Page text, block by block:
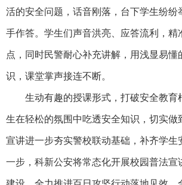
活的安全问题，话音刚落，台下学生纷纷
手作答。学生们声音洪亮、应答流利，精
点，同时民警耐心补充讲解，用浅显易懂
识，课堂掌声接连不断。
生动有趣的授课形式，打破安全教育
生在轻松的氛围中吃透安全知识，切实做
宣讲进一步夯实警校联动基础，补齐学生
一步，科新公安将常态化开展校园普法宣